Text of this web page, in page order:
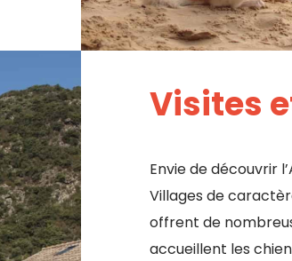
Visites
Envie de découvrir
Villages de
offrent de
accueillent les